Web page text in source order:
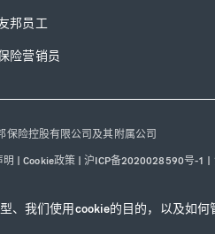
、我们使用cookie的目的，以及如何
邦员工
险营销员
险控股有限公司及其附属公司
明 |Cookie政策 |沪ICP备2020028590号-1